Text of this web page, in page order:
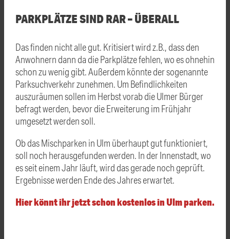
PARKPLÄTZE SIND RAR – ÜBERALL
Das finden nicht alle gut. Kritisiert wird z.B., dass den
Anwohnern dann da die Parkplätze fehlen, wo es ohnehin
schon zu wenig gibt. Außerdem könnte der sogenannte
Parksuchverkehr zunehmen. Um Befindlichkeiten
auszuräumen sollen im Herbst vorab die Ulmer Bürger
befragt werden, bevor die Erweiterung im Frühjahr
umgesetzt werden soll.
Ob das Mischparken in Ulm überhaupt gut funktioniert,
soll noch herausgefunden werden. In der Innenstadt, wo
es seit einem Jahr läuft, wird das gerade noch geprüft.
Ergebnisse werden Ende des Jahres erwartet.
Hier könnt ihr jetzt schon kostenlos in Ulm parken.